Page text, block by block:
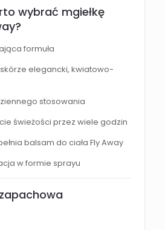
wybrać mgiełkę
formuła
elegancki, kwiatowo-
stosowania
świeżości przez wiele godzin
balsam do ciała Fly Away
w formie sprayu